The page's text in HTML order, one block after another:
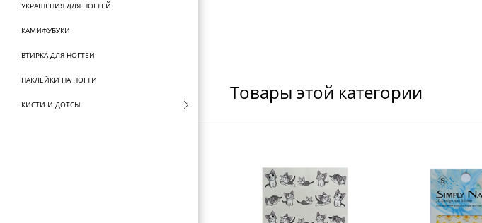
УКРАШЕНИЯ ДЛЯ НОГТЕЙ
КАМИФУБУКИ
ВТИРКА ДЛЯ НОГТЕЙ
НАКЛЕЙКИ НА НОГТИ
КИСТИ И ДОТСЫ
Товары этой категории